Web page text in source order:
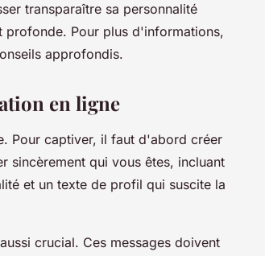
transparaître sa personnalité
profonde. Pour plus d'informations,
approfondis.
en ligne
Pour captiver, il faut d'abord créer
sincèrement qui vous êtes, incluant
et un texte de profil qui suscite la
crucial. Ces messages doivent